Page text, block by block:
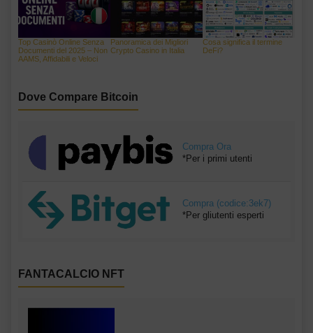
Top Casinò Online Senza
Documenti del 2025 – Non
AAMS, Affidabili e Veloci
Panoramica dei Migliori
Crypto Casino in Italia
Cosa significa il termine
DeFi?
Dove Compare Bitcoin
Compra Ora
*Per i primi utenti
Compra (codice:3ek7)
*Per gliutenti esperti
FANTACALCIO NFT